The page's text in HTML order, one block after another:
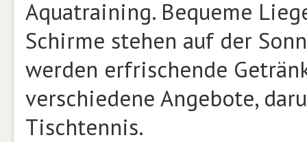
Aquatraining. Bequeme
Schirme stehen auf der
werden erfrischende
verschiedene Angebote,
Tischtennis.